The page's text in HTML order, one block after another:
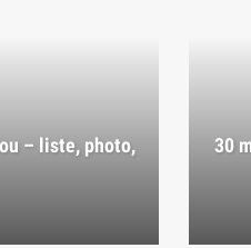
– liste, photo,
30